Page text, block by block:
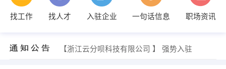
找工作 找人才 入驻企业 一句话信息 职场资讯
【浙江云分呗科技有限公司 】 强势入驻